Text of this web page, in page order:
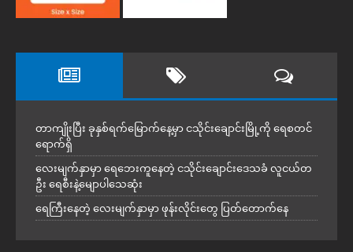
တာကျိုးပြီး ခုနှစ်ရက်မြောက်နေ့မှာ ငသိုင်းချောင်းမြို့ကို ရေစတင်
ရောက်ရှိ
လေးမျက်နှာမှာ ရေဘေးကူနေတဲ့ ငသိုင်းချောင်းဒေသခံ လူငယ်တ
ဦး ရေစီးနဲ့မျောပါသေဆုံး
ရေကြီးနေတဲ့ လေးမျက်နှာမှာ ဖုန်းလိုင်းတွေ ပြတ်တောက်နေ